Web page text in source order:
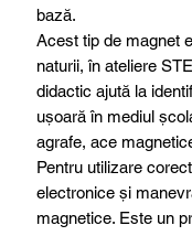
bază.
Acest tip de magnet
naturii, în ateliere
didactic ajută la
ușoară în mediul
agrafe, ace
Pentru utilizare
electronice și
magnetice. Este un